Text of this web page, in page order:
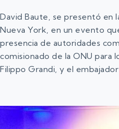
David Baute, se presentó en
Nueva York, en un evento
presencia de autoridades
comisionado de la ONU para
Filippo Grandi, y el embajador